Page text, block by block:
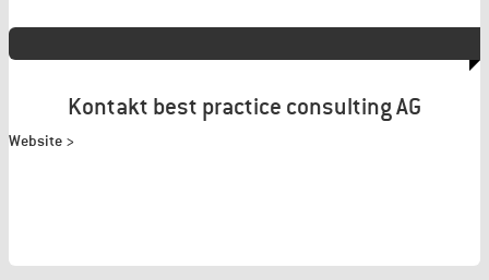
Kontakt best practice consulting AG
Website >